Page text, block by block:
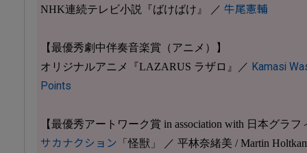
NHK連続テレビ小説『ばけばけ』 ／ 牛尾憲輔
【最優秀劇中伴奏音楽賞（アニメ）】
オリジナルアニメ『LAZARUS ラザロ』／ Kamasi
Points
【最優秀アートワーク賞 in association with 日本グラ
サカナクション 「怪獣」 ／ 平林奈緒美 / Martin